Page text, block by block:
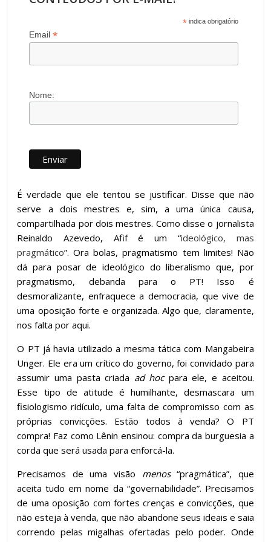
* indica obrigatório
Email*
Nome:
É verdade que ele tentou se justificar. Disse que não
serve a dois mestres e, sim, a uma única causa,
compartilhada por dois mestres. Como disse o jornalista
Reinaldo Azevedo, Afif é um “ideológico, mas
pragmático”. Ora bolas, pragmatismo tem limites! Não
dá para posar de ideológico do liberalismo que, por
pragmatismo, debanda para o PT! Isso é
desmoralizante, enfraquece a democracia, que vive de
uma oposição forte e organizada. Algo que, claramente,
nos falta por aqui.
O PT já havia utilizado a mesma tática com Mangabeira
Unger. Ele era um crítico do governo, foi convidado para
assumir uma pasta criada ad hoc para ele, e aceitou.
Esse tipo de atitude é humilhante, desmascara um
fisiologismo ridículo, uma falta de compromisso com as
próprias convicções. Estão todos à venda? O PT
compra! Faz como Lênin ensinou: compra da burguesia a
corda que será usada para enforcá-la.
Precisamos de uma visão menos“pragmática”, que
aceita tudo em nome da “governabilidade”. Precisamos
de uma oposição com fortes crenças e convicções, que
não esteja à venda, que não abandone seus ideais e saia
correndo pelas migalhas ofertadas pelo poder. Onde